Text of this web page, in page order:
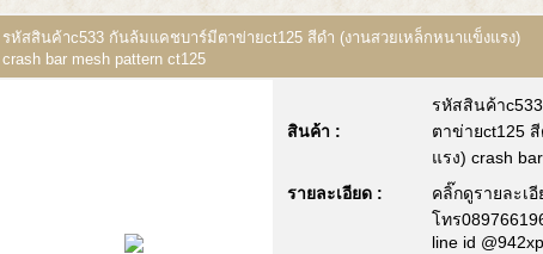
รหัสสินค้าc533 กันล้มแคชบาร์มีตาข่ายct125 สีดำ (งานสวยเหล็กหนาแข็งแรง)
crash bar mesh pattern ct125
สินค้า :
รหัสสินค้า
ตาข่ายct125
แรง) crash
รายละเอียด :
คลิ๊กดูรายละเ
โทร
line id